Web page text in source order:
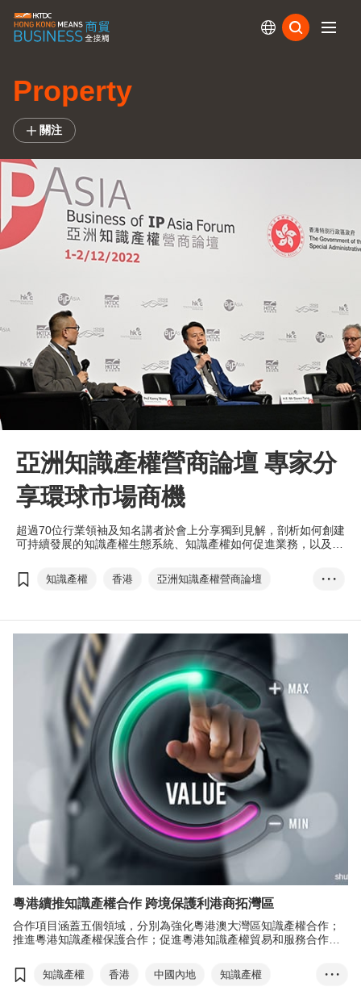
Property
關注
亞洲知識產權營商論壇 專家分
享環球市場商機
超過70位行業領袖及知名講者於會上分享獨到見解，剖析如何創建
可持續發展的知識產權生態系統、知識產權如何促進業務，以及探
知識產權 香港
亞洲知識產權營商論壇
網紅營銷
• • •
粵港續推知識產權合作 跨境保護利港商拓灣區
合作項目涵蓋五個領域，分別為強化粵港澳大灣區知識產權合作；
推進粵港知識產權保護合作；促進粵港知識產權貿易和服務合作；
知識產權 香港 中國內地
知識產權
• • •